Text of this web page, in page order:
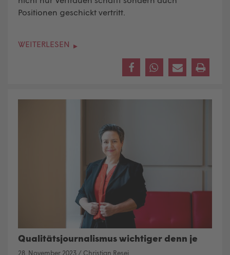
Positionen geschickt vertritt.
WEITERLESEN
Qualitätsjournalismus wichtiger denn je
28. November 2023 / Christian Resei